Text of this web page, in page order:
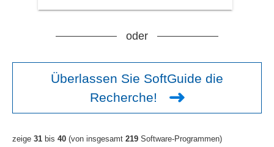
oder
Überlassen Sie SoftGuide die
Recherche!
zeige 31 bis 40 (von insgesamt 219 Software-Programmen)